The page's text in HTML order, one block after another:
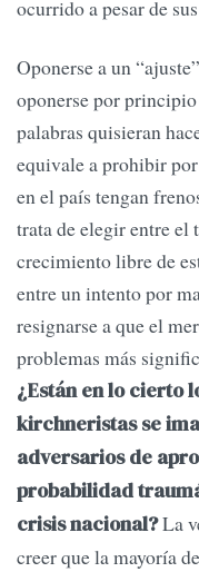
ocurrido a pesar de
Oponerse a un
oponerse por
palabras quisieran
equivale a prohibir
en el país tengan
trata de elegir entre el
crecimiento libre de
entre un intento por
resignarse a que el
problemas más
¿Están en lo cierto
kirchneristas se
adversarios de
probabilidad
crisis nacional?La
creer que la mayoría